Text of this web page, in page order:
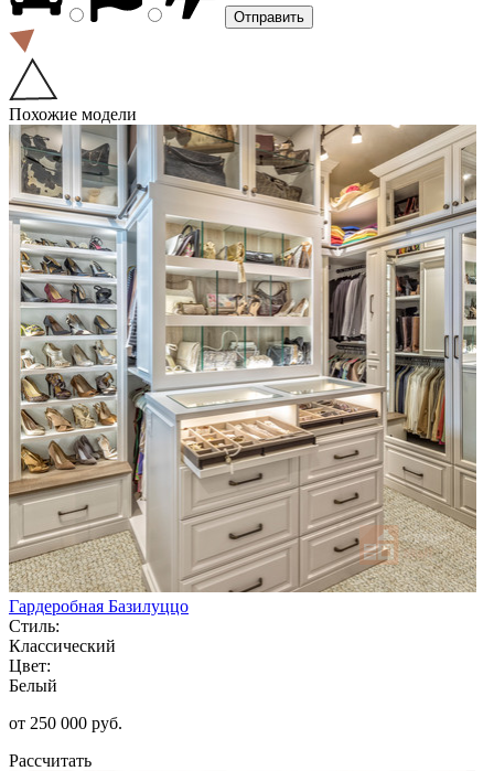
Похожие модели
Гардеробная Базилуццо
Стиль:
Классический
Цвет:
Белый
от 250 000 руб.
Рассчитать